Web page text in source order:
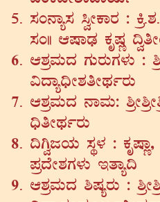
¸ÀA£Áå¸À ¹éÃPÁgÀ :
¸ÀA|| DµÁqsÀ PÀÈµÀÚ
D±ÀæªÀÄzÀ
«zÁå¢üÃ±ÀwÃxÀðgÀÄ
D±ÀæªÀÄzÀ £ÁªÀÄ:
¢üwÃxÀðgÀÄ
¢VédAiÀÄ ¸ÀÜ¼À :
¥ÀæzÉÃ±ÀUÀ¼ÀÄ EvÁå¢
D±ÀæªÀÄzÀ ²µÀågÀÄ :